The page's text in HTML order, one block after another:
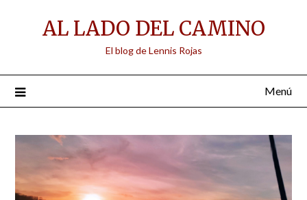
AL LADO DEL CAMINO
El blog de Lennis Rojas
Menú